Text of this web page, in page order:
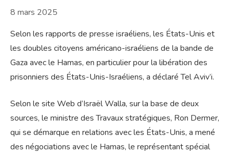
8 mars 2025
Selon les rapports de presse israéliens, les États-Unis et
les doubles citoyens américano-israéliens de la bande de
Gaza avec le Hamas, en particulier pour la libération des
prisonniers des États-Unis-Israéliens, a déclaré Tel Aviv’i.
Selon le site Web d’Israël Walla, sur la base de deux
sources, le ministre des Travaux stratégiques, Ron Dermer,
qui se démarque en relations avec les États-Unis, a mené
des négociations avec le Hamas, le représentant spécial